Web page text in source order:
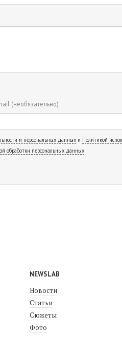
(необязательно)
и персональных данных и Политикой
обработки персональных данных
NEWSLAB
Новости
Статьи
Сюжеты
Фото